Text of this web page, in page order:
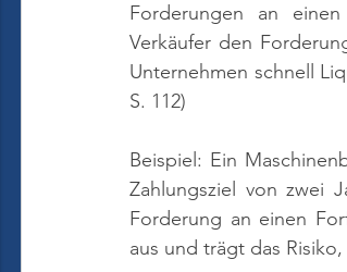
Forderungen an
Verkäufer den
Unternehmen schnell
S. 112)
Beispiel: Ein
Zahlungsziel von zwei
Forderung an einen
aus und trägt das